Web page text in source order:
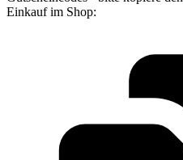
Einkauf im Shop: